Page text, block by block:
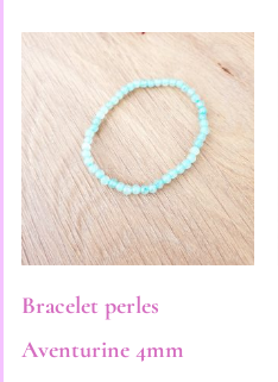
Bracelet perles
Aventurine 4mm